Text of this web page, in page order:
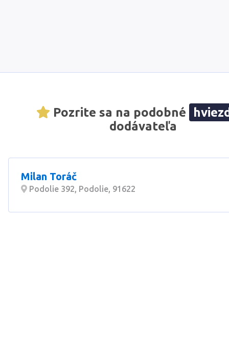
Pozrite sa na podobné
dodávateľa
Milan Toráč
Podolie 392, Podolie, 91622